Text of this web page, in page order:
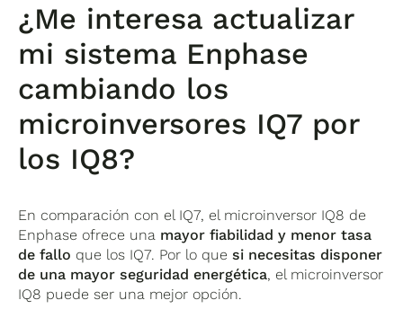
¿Me interesa actualizar
mi sistema Enphase
cambiando los
microinversores IQ7 por
los IQ8?
En comparación con el IQ7, el microinversor IQ8 de
Enphase ofrece una mayor fiabilidad y menor tasa
de fallo que los IQ7. Por lo quesi necesitas disponer
de una mayor seguridad energética, el microinversor
IQ8 puede ser una mejor opción.